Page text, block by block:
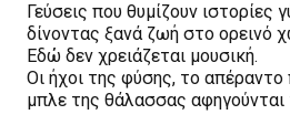
Γεύσεις που θυμίζουν ιστορίες
δίνοντας ξανά ζωή στο ορεινό
Εδώ δεν χρειάζεται μουσική.
Οι ήχοι της φύσης, το απέραντο
μπλε της θάλασσας αφηγούνται